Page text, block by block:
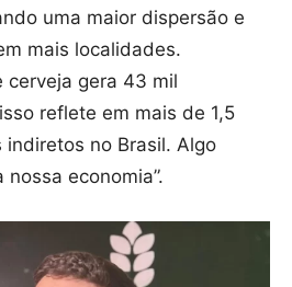
uma maior dispersão e
mais localidades.
cerveja gera 43 mil
reflete em mais de 1,5
indiretos no Brasil. Algo
economia”.